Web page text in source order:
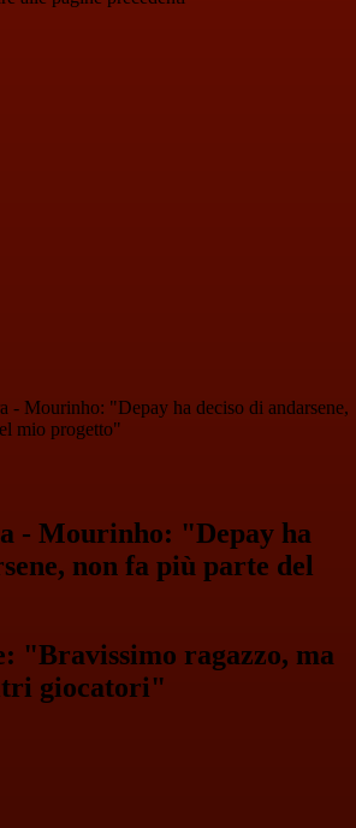
- Mourinho: "Depay ha deciso di andarsene,
mio progetto"
- Mourinho: "Depay ha
non fa più parte del
"Bravissimo ragazzo, ma
giocatori"